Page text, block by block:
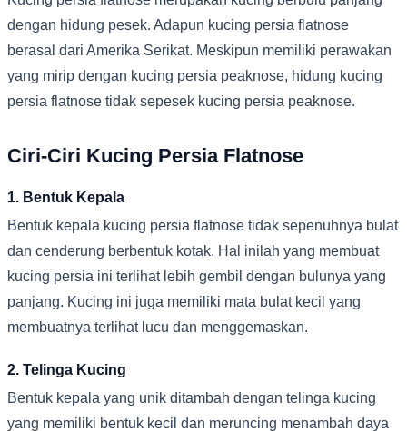
dengan hidung pesek. Adapun kucing persia flatnose
berasal dari Amerika Serikat. Meskipun memiliki perawakan
yang mirip dengan kucing persia peaknose, hidung kucing
persia flatnose tidak sepesek kucing persia peaknose.
Ciri-Ciri Kucing Persia Flatnose
1. Bentuk Kepala
Bentuk kepala kucing persia flatnose tidak sepenuhnya bulat
dan cenderung berbentuk kotak. Hal inilah yang membuat
kucing persia ini terlihat lebih gembil dengan bulunya yang
panjang. Kucing ini juga memiliki mata bulat kecil yang
membuatnya terlihat lucu dan menggemaskan.
2. Telinga Kucing
Bentuk kepala yang unik ditambah dengan telinga kucing
yang memiliki bentuk kecil dan meruncing menambah daya